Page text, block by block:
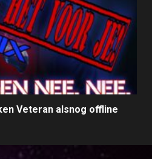
Veteran alsnog offline